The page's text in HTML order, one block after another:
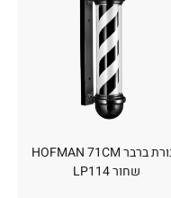
מנורת ברבר HOFMAN 71CM
שחור LP114